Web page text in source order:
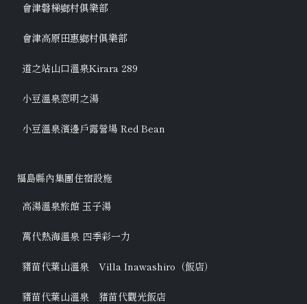
會津磐梯鄉村俱樂部
會津高原田惠鄉村俱樂部
道之站山口溫泉Kirara 289
小豆溫泉窓明之湯
小豆溫泉濱邊戶露營場 Red Bean
福島縣內集團住宿設施
高湯溫泉旅館 玉子湯
萬代熱海溫泉 四季彩一力
豬苗代葉山溫泉 Villa Inawashiro（飯店）
豬苗代葉山溫泉 猪苗代觀光飯店